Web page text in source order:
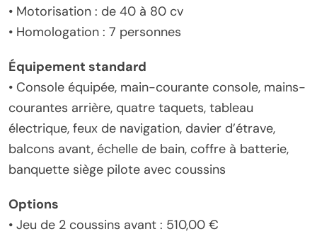
• Motorisation : de 40 à 80 cv
• Homologation : 7 personnes
Équipement standard
• Console équipée, main-courante console, mains-
courantes arrière, quatre taquets, tableau
électrique, feux de navigation, davier d’étrave,
balcons avant, échelle de bain, coffre à batterie,
banquette siège pilote avec coussins
Options
• Jeu de 2 coussins avant : 510,00 €